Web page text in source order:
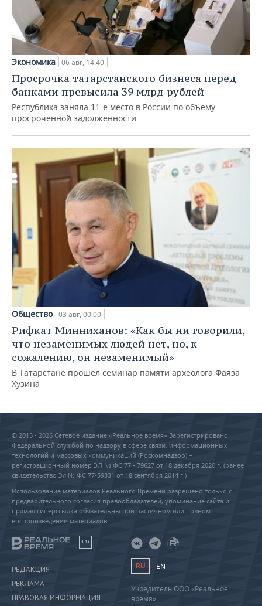
Экономика 06 авг, 14:40
Просрочка татарстанского бизнеса перед
банками превысила 39 млрд рублей
Республика заняла 11-е место в России по объему
просроченной задолженности
Общество 03 авг, 00:00
Рифкат Минниханов: «Как бы ни говорили,
что незаменимых людей нет, но, к
сожалению, он незаменимый»
В Татарстане прошел семинар памяти археолога Фаяза
Хузина
© 2015 - 2026 Сетевое издание «Реальное время» Зарегистрировано
Федеральной службой по надзору в сфере связи, информационных
технологий и массовых коммуникаций (Роскомнадзор) –
регистрационный номер ЭЛ № ФС 77 - 79627 от 18 декабря 2020 г. (ранее
свидетельство Эл № ФС 77-59331 от 18 сентября 2014 г.)
Использование материалов Реального Времени разрешено только с
предварительного согласия правообладателей, упоминание сайта и
прямая гиперссылка обязательны при частичном или полном
воспроизведении материалов.
18+
РЕДАКЦИЯ
РЕКЛАМА
ПРАВОВАЯ ИНФОРМАЦИЯ
RU EN
Учредитель ООО «Реальное
время»